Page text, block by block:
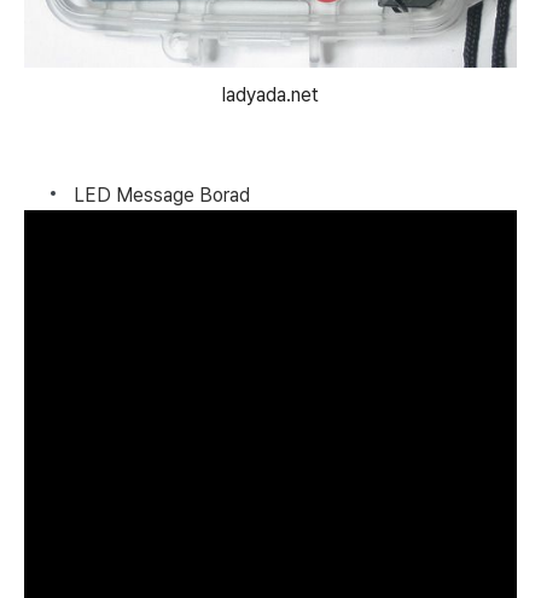
ladyada.net
LED Message Borad